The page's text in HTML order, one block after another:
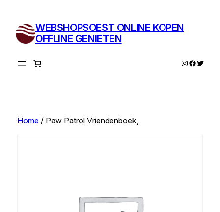
inhoud
WEBSHOPSOEST ONLINE KOPEN
OFFLINE GENIETEN
Instagram
Twitter
Home/ Paw Patrol Vriendenboek,